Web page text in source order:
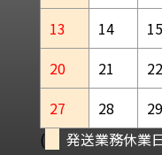
13
14 15
20
21 22
27
28 29
(
発送業務休業